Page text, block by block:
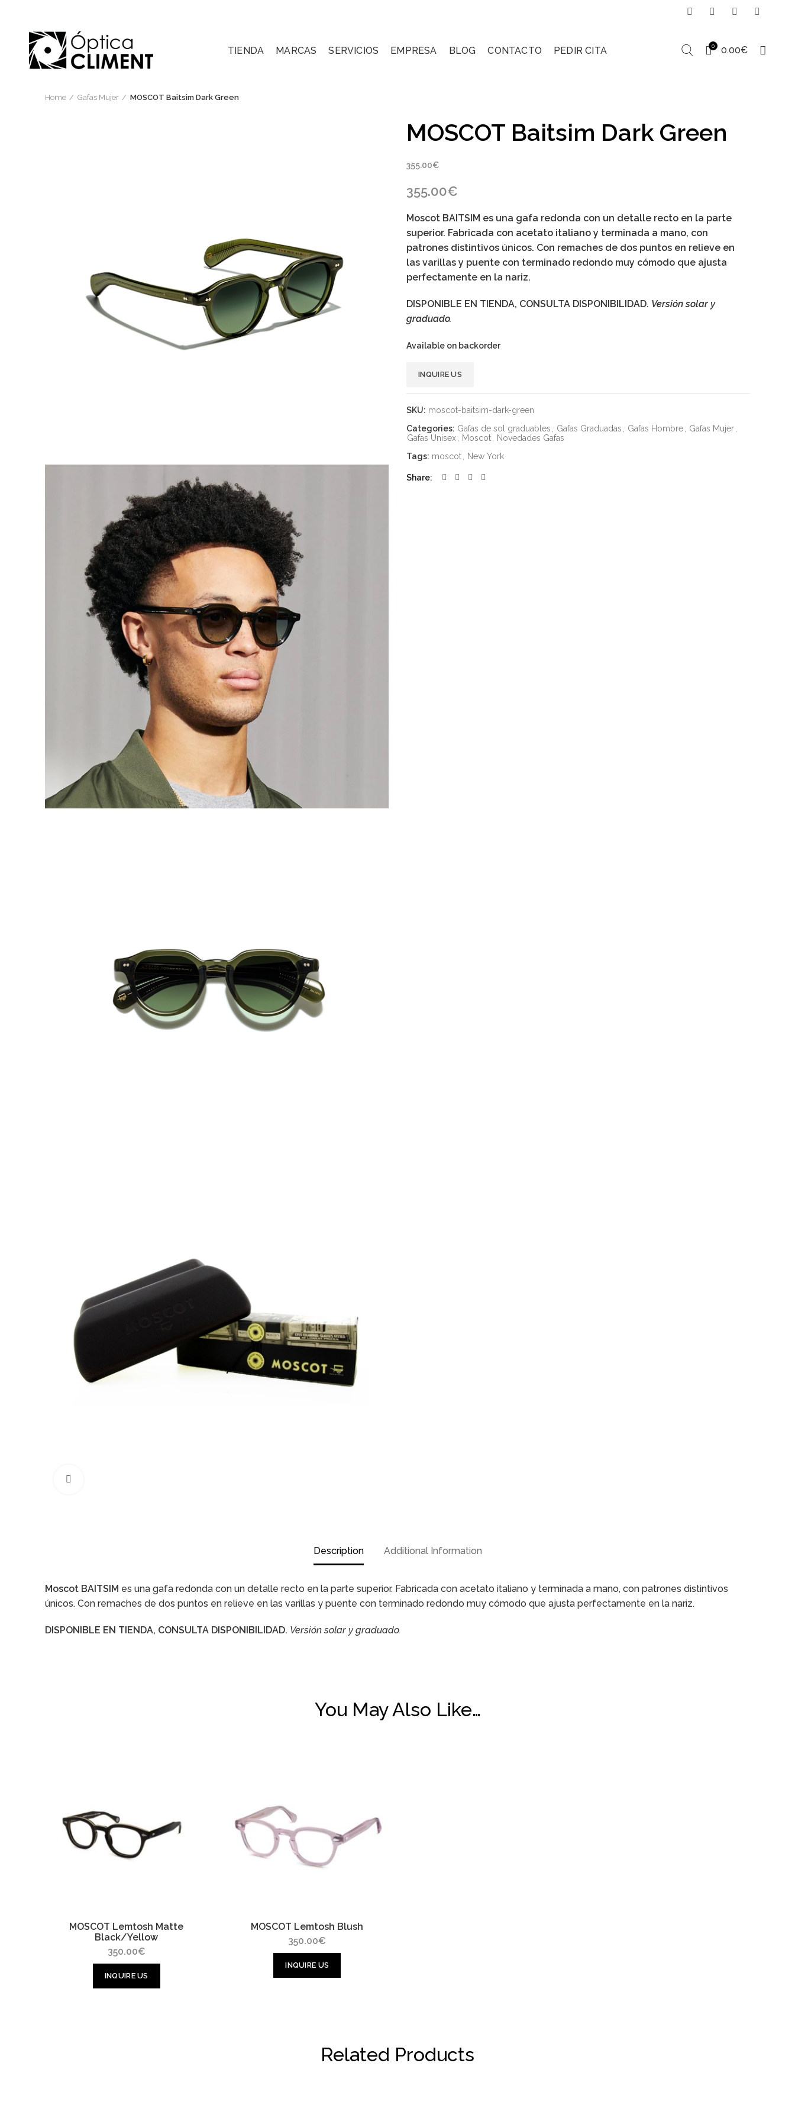
TIENDA MARCAS SERVICIOS EMPRESA BLOG CONTACTO PEDIR CITA 0 0.00€
Home Gafas Mujer MOSCOT Baitsim Dark Green
MOSCOT Baitsim Dark Green
355.00€
355.00€
Moscot BAITSIM es una gafa redonda con un detalle recto en la parte
superior. Fabricada con acetato italiano y terminada a mano, con
patrones distintivos únicos. Con remaches de dos puntos en relieve en
las varillas y puente con terminado redondo muy cómodo que ajusta
perfectamente en la nariz.
DISPONIBLE EN TIENDA, CONSULTA DISPONIBILIDAD. Versión solar y
graduado.
Available on backorder
INQUIRE US
SKU: moscot-baitsim-dark-green
Categories: Gafas de sol graduables Gafas Graduadas Gafas Hombre Gafas Mujer
Gafas Unisex
Moscot
Novedades Gafas
Tags: moscot New York
Share
Description Additional Information
Moscot BAITSIM es una gafa redonda con un detalle recto en la parte superior. Fabricada con acetato italiano y terminada a mano, con patrones distintivos
únicos. Con remaches de dos puntos en relieve en las varillas y puente con terminado redondo muy cómodo que ajusta perfectamente en la nariz.
DISPONIBLE EN TIENDA, CONSULTA DISPONIBILIDAD. Versión solar y graduado.
You May Also Like…
MOSCOT Lemtosh Matte
Black/Yellow
350.00€
INQUIRE US
MOSCOT Lemtosh Blush
350.00€
INQUIRE US
Related Products